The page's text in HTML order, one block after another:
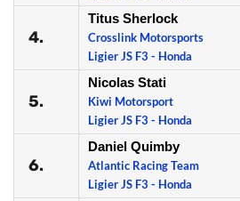
4.
Titus Sherlock
Crosslink Motorsports
Ligier JS F3 - Honda
5.
Nicolas Stati
Kiwi Motorsport
Ligier JS F3 - Honda
6.
Daniel Quimby
Atlantic Racing Team
Ligier JS F3 - Honda